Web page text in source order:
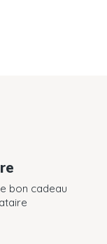
bon cadeau